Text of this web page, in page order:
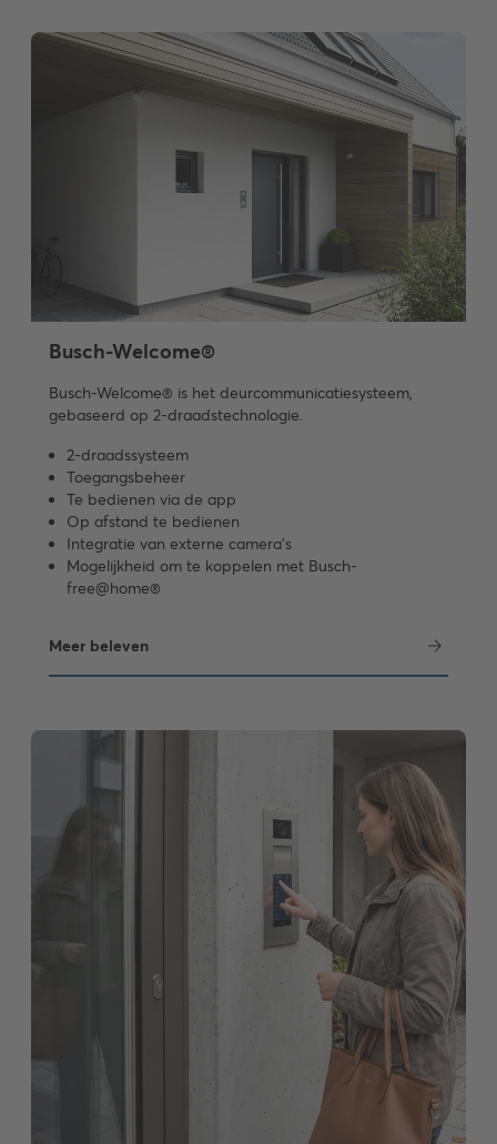
Busch-Welcome®
Busch-Welcome® is het deurcommunicatiesysteem,
gebaseerd op 2-draadstechnologie.
2-draadssysteem
Toegangsbeheer
Te bedienen via de app
Op afstand te bedienen
Integratie van externe camera’s
Mogelijkheid om te koppelen met Busch-
free@home®
Meer beleven